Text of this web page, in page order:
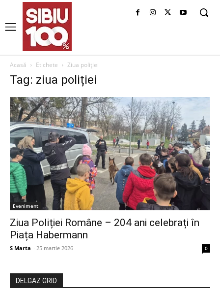
Acasă Etichete Ziua poliției
Tag: ziua poliției
Eveniment
Ziua Poliției Române – 204 ani celebrați în
Piața Habermann
S Marta - 25 martie 2026 0
DELGAZ GRID